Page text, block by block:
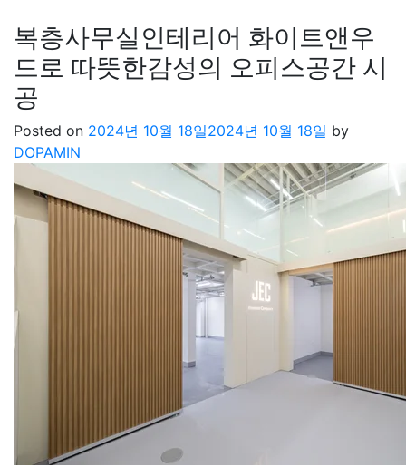
복층사무실인테리어 화이트앤우
드로 따뜻한감성의 오피스공간 시
공
Posted on 2024년 10월 18일2024년 10월 18일 by
DOPAMIN